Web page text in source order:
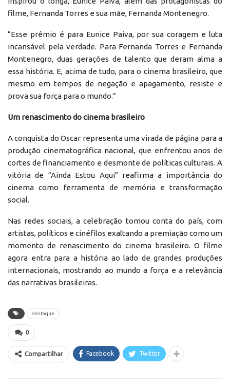
filme, Fernanda Torres e sua mãe, Fernanda Montenegro.
“Esse prêmio é para Eunice Paiva, por sua coragem e luta
incansável pela verdade. Para Fernanda Torres e Fernanda
Montenegro, duas gerações de talento que deram alma a
essa história. E, acima de tudo, para o cinema brasileiro, que
mesmo em tempos de negação e apagamento, resiste e
prova sua força para o mundo.”
Um renascimento do cinema brasileiro
A conquista do Oscar representa uma virada de página para a
produção cinematográfica nacional, que enfrentou anos de
cortes de financiamento e desmonte de políticas culturais. A
vitória de “Ainda Estou Aqui” reafirma a importância do
cinema como ferramenta de memória e transformação
social.
Nas redes sociais, a celebração tomou conta do país, com
artistas, políticos e cinéfilos exaltando a premiação como um
momento de renascimento do cinema brasileiro. O filme
agora entra para a história ao lado de grandes produções
internacionais, mostrando ao mundo a força e a relevância
das narrativas brasileiras.
destaque
0
Compartilhar Facebook Twitter